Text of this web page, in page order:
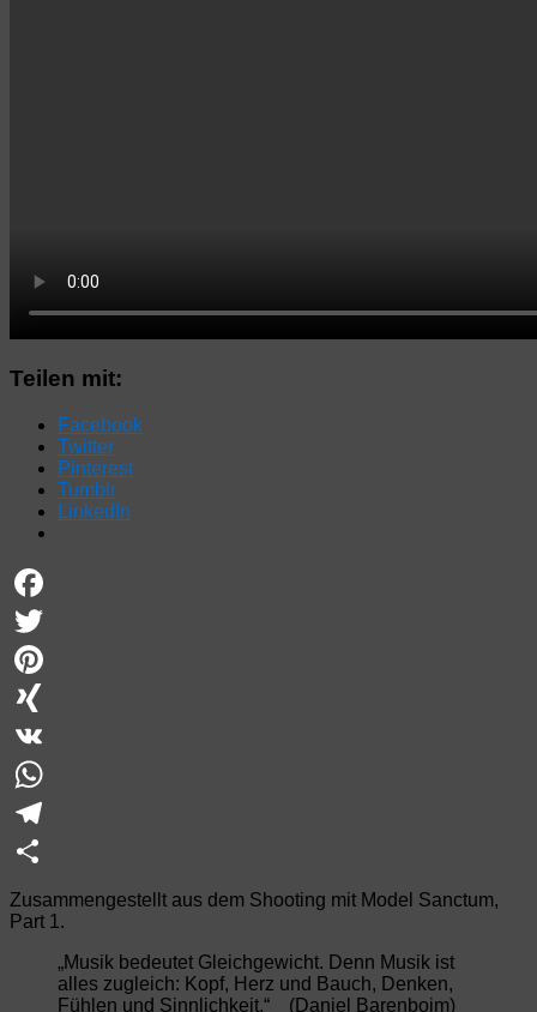
Teilen mit:
Facebook
Twitter
Pinterest
Tumblr
LinkedIn
Facebook
Twitter
Pinterest
XING
VK
WhatsApp
Telegram
Teilen
Zusammengestellt aus dem Shooting mit Model Sanctum,
Part 1.
„Musik bedeutet Gleichgewicht. Denn Musik ist
alles zugleich: Kopf, Herz und Bauch, Denken,
Fühlen und Sinnlichkeit.“ (Daniel Barenboim)